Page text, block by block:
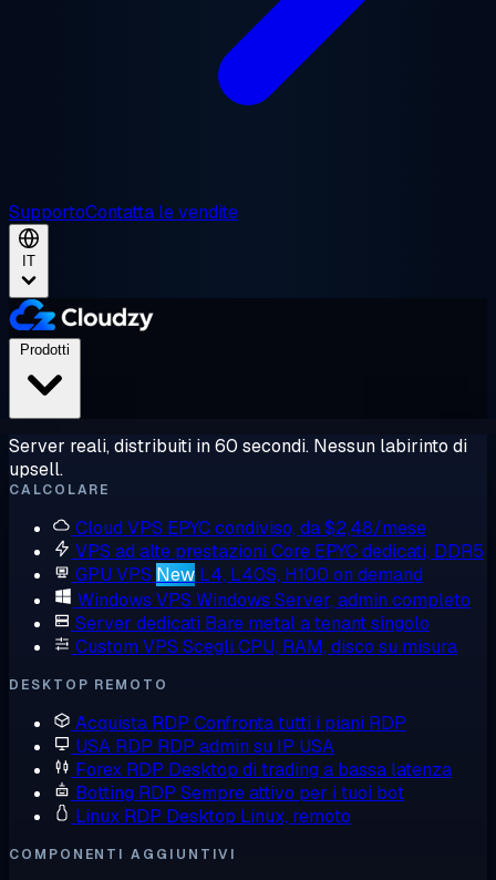
SupportoContatta le vendite
IT
Server reali, distribuiti in 60 secondi. Nessun labirinto di
upsell.
CALCOLARE
Cloud VPS EPYC condiviso, da $2,48/mese
VPS ad alte prestazioni Core EPYC dedicati, DDR5
GPU VPS New L4, L40S, H100 on demand
Windows VPS Windows Server, admin completo
Server dedicati Bare metal a tenant singolo
Custom VPS Scegli CPU, RAM, disco su misura
DESKTOP REMOTO
Acquista RDP Confronta tutti i piani RDP
USA RDP RDP admin su IP USA
Forex RDP Desktop di trading a bassa latenza
Botting RDP Sempre attivo per i tuoi bot
Linux RDP Desktop Linux, remoto
COMPONENTI AGGIUNTIVI